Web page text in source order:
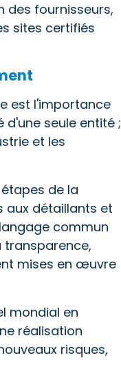
des fournisseurs,
sites certifiés
est l'importance
seule entité ;
et les
de la
aux détaillants et
commun
transparence,
mises en œuvre
mondial en
réalisation
risques,